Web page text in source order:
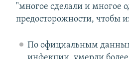
"многое сделали и многое
предосторожности, чтобы
По официальным